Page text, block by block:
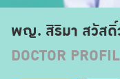
พญ. สิริมา สวัสดิ์
DOCTOR